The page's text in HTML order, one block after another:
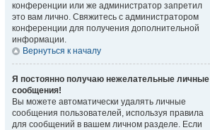
конференции или же администратор запретил
это вам лично. Свяжитесь с администратором
конференции для получения дополнительной
информации.
Вернуться к началу
Я постоянно получаю нежелательные личные
сообщения!
Вы можете автоматически удалять личные
сообщения пользователей, используя правила
для сообщений в вашем личном разделе. Если